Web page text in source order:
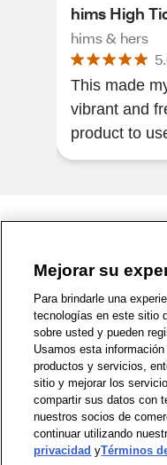
hims High
hims & hers
This made
vibrant and
product to
1-800-679-9691 |
Política de Privacidad |
Zona de
Mejorar su
Para brindarle una
tecnologías en este sitio
sobre usted y pueden
Usamos esta
productos y servicios,
sitio y mejorar los
compartir sus datos con
nuestros socios de
continuar utilizando
privacidad yTérminos